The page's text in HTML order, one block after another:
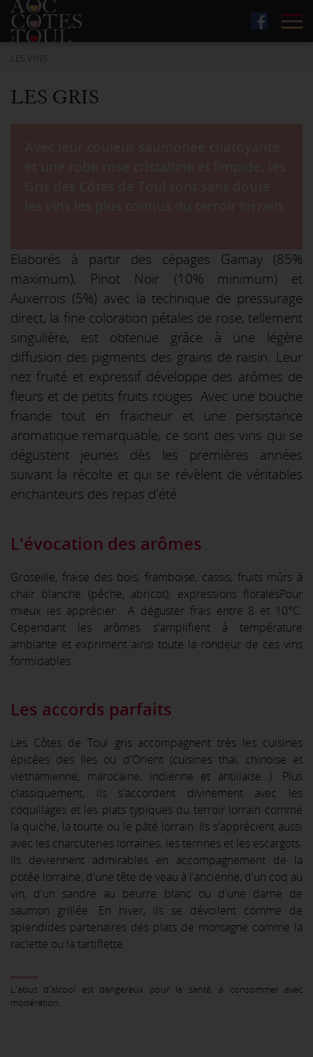
LES VINS
LES GRIS
Elaborés à partir des cépages Gamay (85%
maximum), Pinot Noir (10% minimum) et
Auxerrois (5%) avec la technique de pressurage
direct, la fine coloration pétales de rose, tellement
singulière, est obtenue grâce à une légère
diffusion des pigments des grains de raisin. Leur
nez fruité et expressif développe des arômes de
fleurs et de petits fruits rouges. Avec une bouche
friande tout en fraicheur et une persistance
aromatique remarquable, ce sont des vins qui se
dégustent jeunes dès les premières années
suivant la récolte et qui se révèlent de véritables
enchanteurs des repas d'été.
L'évocation des arômes
Groseille, fraise des bois, framboise, cassis, fruits mûrs à
chair blanche (pêche, abricot), expressions floralesPour
mieux les apprécier… A déguster frais entre 8 et 10°C.
Cependant les arômes s'amplifient à température
ambiante et expriment ainsi toute la rondeur de ces vins
formidables.
Les accords parfaits
Les Côtes de Toul gris accompagnent très les cuisines
épicées des Iles ou d'Orient (cuisines thaï, chinoise et
vietnamienne, marocaine, indienne et antillaise…). Plus
classiquement, ils s'accordent divinement avec les
coquillages et les plats typiques du terroir lorrain comme
la quiche, la tourte ou le pâté lorrain. Ils s'apprécient aussi
avec les charcuteries lorraines, les terrines et les escargots.
Ils deviennent admirables en accompagnement de la
potée lorraine, d'une tête de veau à l'ancienne, d'un coq au
vin, d'un sandre au beurre blanc ou d'une darne de
saumon grillée. En hiver, ils se dévoilent comme de
splendides partenaires des plats de montagne comme la
raclette ou la tartiflette.
L'abus d'alcool est dangereux pour la santé, à consommer avec
modération.